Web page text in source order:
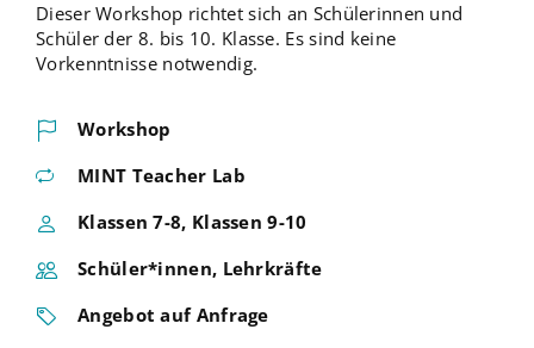
Dieser Workshop richtet sich an Schülerinnen und
Schüler der 8. bis 10. Klasse. Es sind keine
Vorkenntnisse notwendig.
Workshop
MINT Teacher Lab
Klassen 7-8, Klassen 9-10
Schüler*innen, Lehrkräfte
Angebot auf Anfrage